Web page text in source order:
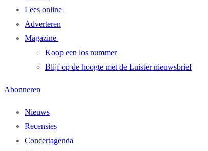
Lees online
Adverteren
Magazine
Koop een los nummer
Blijf op de hoogte met de Luister nieuwsbrief
Abonneren
Nieuws
Recensies
Concertagenda